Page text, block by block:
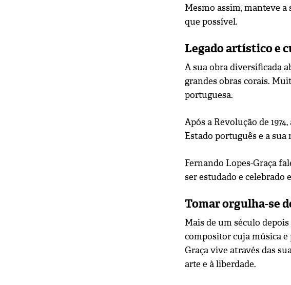
Mesmo assim, manteve
que possível.
Legado artístico e
A sua obra diversificada
grandes obras corais.
portuguesa.
Após a Revolução de
Estado português e a
Fernando Lopes-Graça
ser estudado e celebrado
Tomar orgulha-se
Mais de um século
compositor cuja música e
Graça vive através das
arte e à liberdade.